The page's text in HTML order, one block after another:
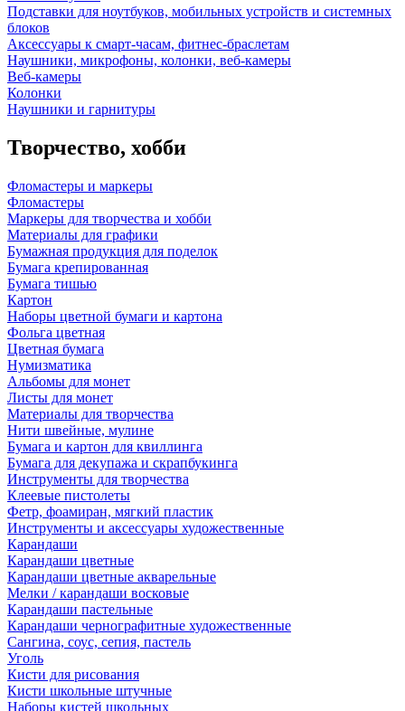
Подставки для ноутбуков, мобильных устройств и системных
блоков
Аксессуары к смарт-часам, фитнес-браслетам
Наушники, микрофоны, колонки, веб-камеры
Веб-камеры
Колонки
Наушники и гарнитуры
Творчество, хобби
Фломастеры и маркеры
Фломастеры
Маркеры для творчества и хобби
Материалы для графики
Бумажная продукция для поделок
Бумага крепированная
Бумага тишью
Картон
Наборы цветной бумаги и картона
Фольга цветная
Цветная бумага
Нумизматика
Альбомы для монет
Листы для монет
Материалы для творчества
Нити швейные, мулине
Бумага и картон для квиллинга
Бумага для декупажа и скрапбукинга
Инструменты для творчества
Клеевые пистолеты
Фетр, фоамиран, мягкий пластик
Инструменты и аксессуары художественные
Карандаши
Карандаши цветные
Карандаши цветные акварельные
Мелки / карандаши восковые
Карандаши пастельные
Карандаши чернографитные художественные
Сангина, соус, сепия, пастель
Уголь
Кисти для рисования
Кисти школьные штучные
Наборы кистей школьных